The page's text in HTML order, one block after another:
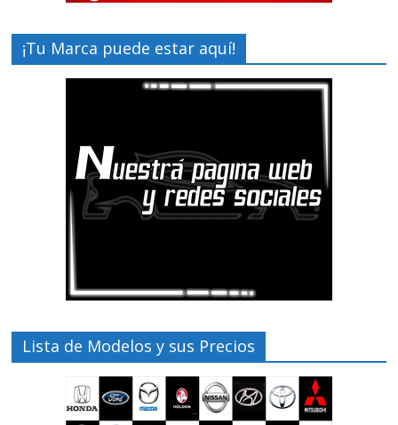
¡Tu Marca puede estar aquí!
Lista de Modelos y sus Precios